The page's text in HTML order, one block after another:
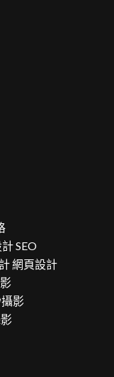
SEO
網頁設計
影